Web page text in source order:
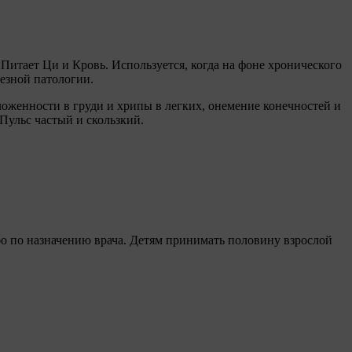
Ци и Кровь. Используется, когда на фоне хронического
патологии.
в груди и хрипы в легких, онемение конечностей и
частый и скользкий.
назначению врача. Детям принимать половину взрослой